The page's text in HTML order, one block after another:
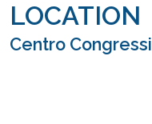
LOCATION
Centro Congressi